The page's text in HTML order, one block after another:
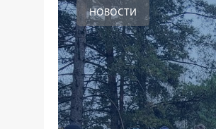
НОВОСТИ